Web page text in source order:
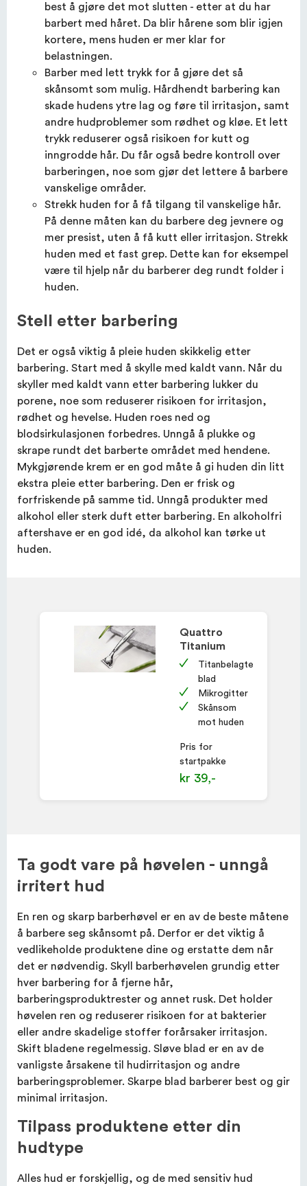
best å gjøre det mot slutten - etter at du har
barbert med håret. Da blir hårene som blir igjen
kortere, mens huden er mer klar for
belastningen.
Barber med lett trykk for å gjøre det så
skånsomt som mulig. Hårdhendt barbering kan
skade hudens ytre lag og føre til irritasjon, samt
andre hudproblemer som rødhet og kløe. Et lett
trykk reduserer også risikoen for kutt og
inngrodde hår. Du får også bedre kontroll over
barberingen, noe som gjør det lettere å barbere
vanskelige områder.
Strekk huden for å få tilgang til vanskelige hår.
På denne måten kan du barbere deg jevnere og
mer presist, uten å få kutt eller irritasjon. Strekk
huden med et fast grep. Dette kan for eksempel
være til hjelp når du barberer deg rundt folder i
huden.
Stell etter barbering
Det er også viktig å pleie huden skikkelig etter
barbering. Start med å skylle med kaldt vann. Når du
skyller med kaldt vann etter barbering lukker du
porene, noe som reduserer risikoen for irritasjon,
rødhet og hevelse. Huden roes ned og
blodsirkulasjonen forbedres. Unngå å plukke og
skrape rundt det barberte området med hendene.
Mykgjørende krem ​​er en god måte å gi huden din litt
ekstra pleie etter barbering. Den er frisk og
forfriskende på samme tid. Unngå produkter med
alkohol eller sterk duft etter barbering. En alkoholfri
aftershave er en god idé, da alkohol kan tørke ut
huden.
Quattro
Titanium
Titanbelagte
blad
Mikrogitter
Skånsom
mot huden
Pris for
startpakke
kr 39,-
Ta godt vare på høvelen - unngå
irritert hud
En ren og skarp barberhøvel er en av de beste måtene
å barbere seg skånsomt på. Derfor er det viktig å
vedlikeholde produktene dine og erstatte dem når
det er nødvendig. Skyll barberhøvelen grundig etter
hver barbering for å fjerne hår,
barberingsproduktrester og annet rusk. Det holder
høvelen ren og reduserer risikoen for at bakterier
eller andre skadelige stoffer forårsaker irritasjon.
Skift bladene regelmessig. Sløve blad er en av de
vanligste årsakene til hudirritasjon og andre
barberingsproblemer. Skarpe blad barberer best og gir
minimal irritasjon.
Tilpass produktene etter din
hudtype
Alles hud er forskjellig, og de med sensitiv hud